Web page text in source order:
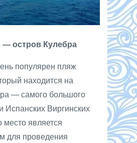
— остров Кулебра
популярен пляж
находится на
— самого большого
Испанских Виргинских
место является
для проведения